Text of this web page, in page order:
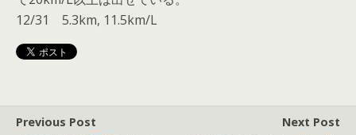
12/31 5.3km, 11.5km/L
Previous Post
Next Post